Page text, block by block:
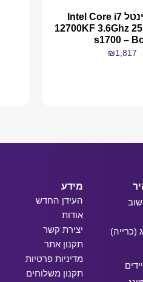
מעבד אינטל Intel Core i7
12700KF 3.6Ghz
s1700 –
₪1,817
(כרייה)
מידע
העידן החדש
אודות
יצירת קשר
תקנון אתר
מדיניות פרטיות
תקנון משלוחים